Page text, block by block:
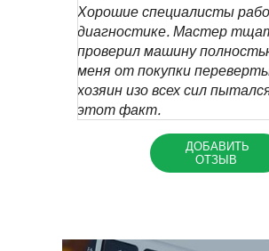
Хорошие специалисты
диагностике. Мастер
проверил машину
меня от покупки
хозяин изо всех сил
этот факт.
ДОБАВИТЬ
ОТЗЫВ